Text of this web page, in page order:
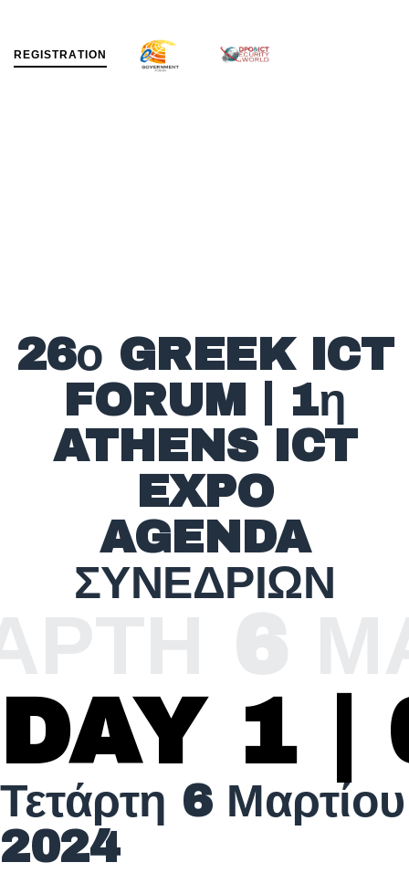
REGISTRATION
26ο GREEK ICT
FORUM | 1η
ATHENS ICT
EXPO
AGENDA
ΣΥΝΕΔΡΙΩΝ
DAY 1
Τετάρτη 6 Μαρτίου
2024